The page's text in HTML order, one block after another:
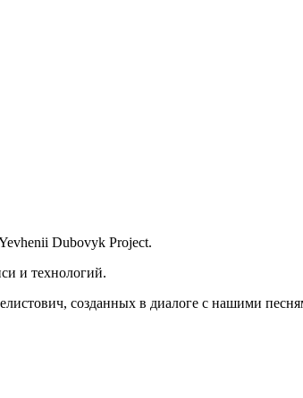
Dubovyk Project.
и технологий.
созданных в диалоге с нашими